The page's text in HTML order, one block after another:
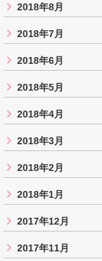
2018年8月
2018年7月
2018年6月
2018年5月
2018年4月
2018年3月
2018年2月
2018年1月
2017年12月
2017年11月